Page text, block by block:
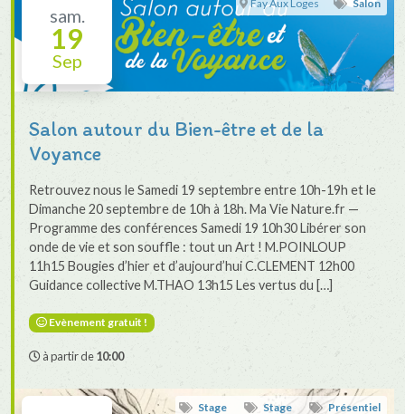
sam.
19
Sep
Fay Aux Loges Salon
Salon autour du Bien-être et de la
Voyance
Retrouvez nous le Samedi 19 septembre entre 10h-19h et le
Dimanche 20 septembre de 10h à 18h. Ma Vie Nature.fr —
Programme des conférences Samedi 19 10h30 Libérer son
onde de vie et son souffle : tout un Art ! M.POINLOUP
11h15 Bougies d’hier et d’aujourd’hui C.CLEMENT 12h00
Guidance collective M.THAO 13h15 Les vertus du […]
Evènement gratuit !
à partir de10:00
Stage Stage Présentiel